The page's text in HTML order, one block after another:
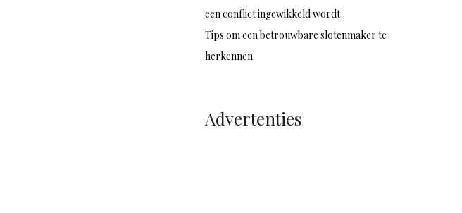
een conflict ingewikkeld wordt
Tips om een betrouwbare slotenmaker te
herkennen
Advertenties